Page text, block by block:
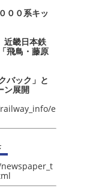
００系キッ
近畿日本鉄
飛鳥・藤原
バック」と
ン展開
e